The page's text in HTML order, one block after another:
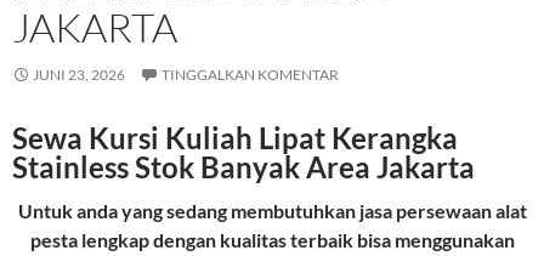
JAKARTA
JUNI 23, 2026 TINGGALKAN KOMENTAR
Sewa Kursi Kuliah Lipat Kerangka
Stainless Stok Banyak Area Jakarta
Untuk anda yang sedang membutuhkan jasa persewaan alat
pesta lengkap dengan kualitas terbaik bisa menggunakan